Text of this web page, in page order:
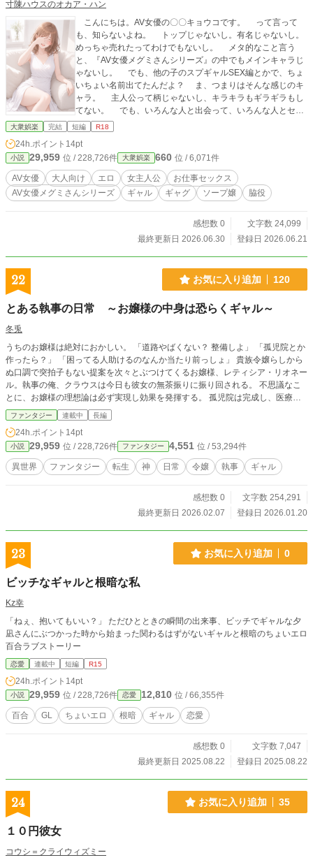
寸陳ハウスのオカア・ハン
こんにちは。AV女優の〇〇キョウコです。 って言って
も、知らないよね。 トップじゃないし。有名じゃないし。
めっちゃ売れたってわけでもないし。 メタ的なこと言う
と、『AV女優メグミさんシリーズ』の中でもメインキャラじ
ゃないし。 でも、他の子のスプギャルSEX編とかで、ちょ
いちょい名前出てたんだよ？ ま、つまりはそんな感じのキ
ャラ。 主人公って柄じゃないし、キラキラもギラギラもし
てない。 でも、いろんな人と出会って、いろんな人とセッ
クスして……。 もしよかったら、読んでくれると嬉しい
大衆娯楽 完結 短編 R18
24h.ポイント 14pt
小説 29,959 位 / 228,726件 大衆娯楽 660 位 / 6,071件
AV女優 大人向け エロ 女主人公
お仕事セックス
AV女優メグミさんシリーズ
ギャル ギャグ ソープ嬢 脇役
感想数 0
文字数 24,099
最終更新日 2026.06.30
登録日 2026.06.21
22 お気に入り追加 120
とある執事の日常 ～お嬢様の中身は恐らくギャル～
冬兎
うちのお嬢様は絶対におかしい。 「道路やばくない？ 整備しよ」 「孤児院とか
作ったら？」 「困ってる人助けるのなんか当たり前っしょ」 貴族令嬢らしから
ぬ口調で突拍子もない提案を次々とぶつけてくるお嬢様、レティシア・リオネー
ル。執事の俺、クラウスは今日も彼女の無茶振りに振り回される。 不思議なこ
とに、お嬢様の理想論は必ず実現し効果を発揮する。 孤児院は完成し、医療制
度は整い、領地は驚異的に発展していく。 元勇者の伯爵様、脳筋騎士団長、く
のいちメイド長、双子の妹たち―― 濃すぎる面々に囲まれながら、俺は今日も
お嬢様の思いつきを形にしていく。 気づけば、振り回されることに悦びを感じ
始めている俺はもう手遅れかもしれない。 R8.1.20 投稿開始
ファンタジー 連載中 長編
24h.ポイント 14pt
小説 29,959 位 / 228,726件 ファンタジー 4,551 位 / 53,294件
異世界 ファンタジー 転生 神 日常 令嬢 執事 ギャル
感想数 0
文字数 254,291
最終更新日 2026.02.07
登録日 2026.01.20
23 お気に入り追加 0
ビッチなギャルと根暗な私
Kz幸
「ねぇ、抱いてもいい？」 ただひとときの瞬間の出来事、ビッチでギャルな夕
凪さんにぶつかった時から始まった関わるはずがないギャルと根暗のちょいエロ
百合ラブストーリー
恋愛 連載中 短編 R15
24h.ポイント 14pt
小説 29,959 位 / 228,726件 恋愛 12,810 位 / 66,355件
百合 GL ちょいエロ 根暗 ギャル 恋愛
感想数 0
文字数 7,047
最終更新日 2025.08.22
登録日 2025.08.22
24 お気に入り追加 35
１０円彼女
コウシ＝クライウィズミー